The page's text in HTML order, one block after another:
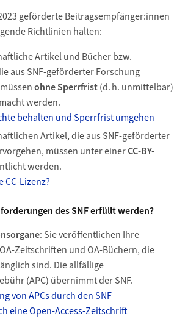
geförderte Beitragsempfänger:innen
Richtlinien halten:
Artikel und Bücher bzw.
aus SNF-geförderter Forschung
müssenohne Sperrfrist(d. h. unmittelbar)
werden.
behalten und Sperrfrist umgehen
Artikel, die aus SNF-geförderter
müssen unter einerCC-BY-
werden.
CC-Lizenz?
des SNF erfüllt werden?
: Sie veröffentlichen Ihre
Zeitschriften und OA-Büchern, die
sind. Die allfällige
(APC) übernimmt der SNF.
von APCs durch den SNF
eine Open-Access-Zeitschrift